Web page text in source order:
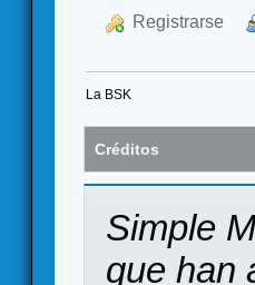
Registrarse
La BSK
Créditos
Simple
que han